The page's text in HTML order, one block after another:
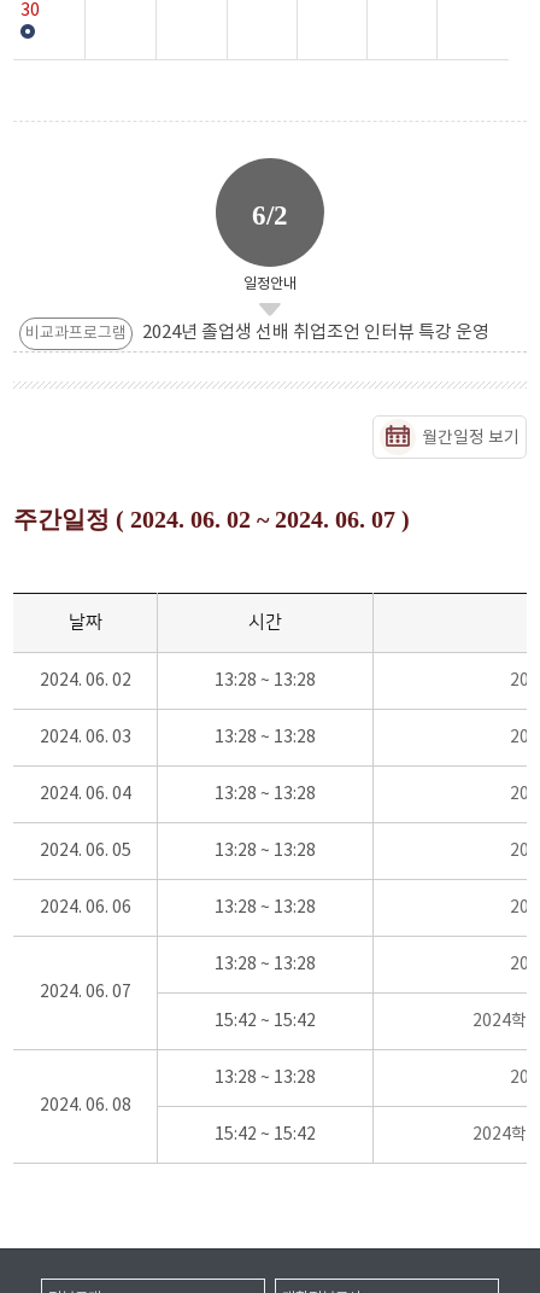
30
6/2
일정안내
비교과프로그램 2024년 졸업생 선배 취업조언 인터뷰 특강 운영
월간일정 보기
주간일정 ( 2024. 06. 02 ~ 2024. 06. 07 )
날짜 시간
2024. 06. 02 13:28 ~ 13:28
2024. 06. 03 13:28 ~ 13:28
2024. 06. 04 13:28 ~ 13:28
2024. 06. 05 13:28 ~ 13:28
2024. 06. 06 13:28 ~ 13:28
2024. 06. 07
13:28 ~ 13:28
15:42 ~ 15:42 2024학
2024. 06. 08
13:28 ~ 13:28
15:42 ~ 15:42 2024학